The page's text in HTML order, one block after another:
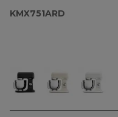
KMX751ARD